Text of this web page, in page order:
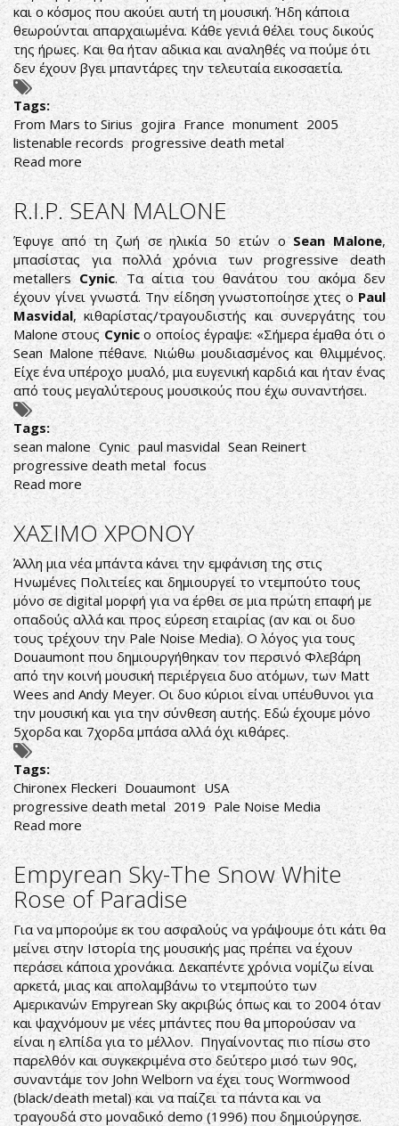
και ο κόσμος που ακούει αυτή τη μουσική. Ήδη κάποια
θεωρούνται απαρχαιωμένα. Κάθε γενιά θέλει τους δικούς
της ήρωες. Και θα ήταν αδικια και αναληθές να πούμε ότι
δεν έχουν βγει μπαντάρες την τελευταία εικοσαετία.
Tags:
From Mars to Sirius gojira France monument 2005
listenable records progressive death metal
Read more about
Gojira-
From
Mars
to
Sirius
R.I.P. SEAN MALONE
Έφυγε από τη ζωή σε ηλικία 50 ετών ο Sean Malone,
μπασίστας για πολλά χρόνια των progressive death
metallers Cynic. Τα αίτια του θανάτου του ακόμα δεν
έχουν γίνει γνωστά. Την είδηση γνωστοποίησε χτες οPaul
Masvidal, κιθαρίστας/τραγουδιστής και συνεργάτης του
Malone στουςCynicο οποίος έγραψε: «Σήμερα έμαθα ότι ο
Sean Malone πέθανε. Νιώθω μουδιασμένος και θλιμμένος.
Είχε ένα υπέροχο μυαλό, μια ευγενική καρδιά και ήταν ένας
από τους μεγαλύτερους μουσικούς που έχω συναντήσει.
Tags:
sean malone Cynic paul masvidal Sean Reinert
progressive death metal focus
Read more about
R.I.P.
SEAN
MALONE
ΧΑΣΙΜΟ ΧΡΟΝΟΥ
Άλλη μια νέα μπάντα κάνει την εμφάνιση της στις
Ηνωμένες Πολιτείες και δημιουργεί το ντεμπούτο τους
μόνο σε digital μορφή για να έρθει σε μια πρώτη επαφή με
οπαδούς αλλά και προς εύρεση εταιρίας (αν και οι δυο
τους τρέχουν την Pale Noise Media). Ο λόγος για τους
Douaumont που δημιουργήθηκαν τον περσινό Φλεβάρη
από την κοινή μουσική περιέργεια δυο ατόμων, των Matt
Wees and Andy Meyer. Οι δυο κύριοι είναι υπέυθυνοι για
την μουσική και για την σύνθεση αυτής. Εδώ έχουμε μόνο
5χορδα και 7χορδα μπάσα αλλά όχι κιθάρες.
Tags:
Chironex Fleckeri Douaumont USA
progressive death metal 2019 Pale Noise Media
Read more about
ΧΑΣΙΜΟ
ΧΡΟΝΟΥ
Empyrean Sky-The Snow White
Rose of Paradise
Για να μπορούμε εκ του ασφαλούς να γράψουμε ότι κάτι θα
μείνει στην Ιστορία της μουσικής μας πρέπει να έχουν
περάσει κάποια χρονάκια. Δεκαπέντε χρόνια νομίζω είναι
αρκετά, μιας και απολαμβάνω το ντεμπούτο των
Αμερικανών Empyrean Sky ακριβώς όπως και το 2004 όταν
και ψαχνόμουν με νέες μπάντες που θα μπορούσαν να
είναι η ελπίδα για το μέλλον. Πηγαίνοντας πιο πίσω στο
παρελθόν και συγκεκριμένα στο δεύτερο μισό των 90ς,
συναντάμε τον John Welborn να έχει τους Wormwood
(black/death metal) και να παίζει τα πάντα και να
τραγουδά στο μοναδικό demo (1996) που δημιούργησε.